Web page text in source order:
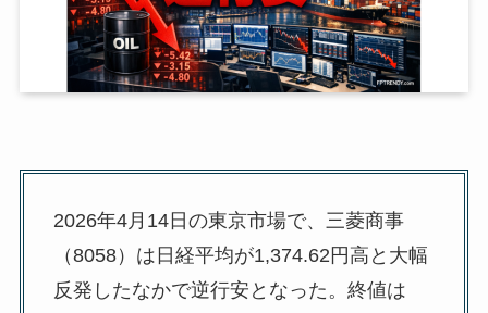
2026年4月14日の東京市場で、三菱商事
（8058）は日経平均が1,374.62円高と大幅
反発したなかで逆行安となった。終値は